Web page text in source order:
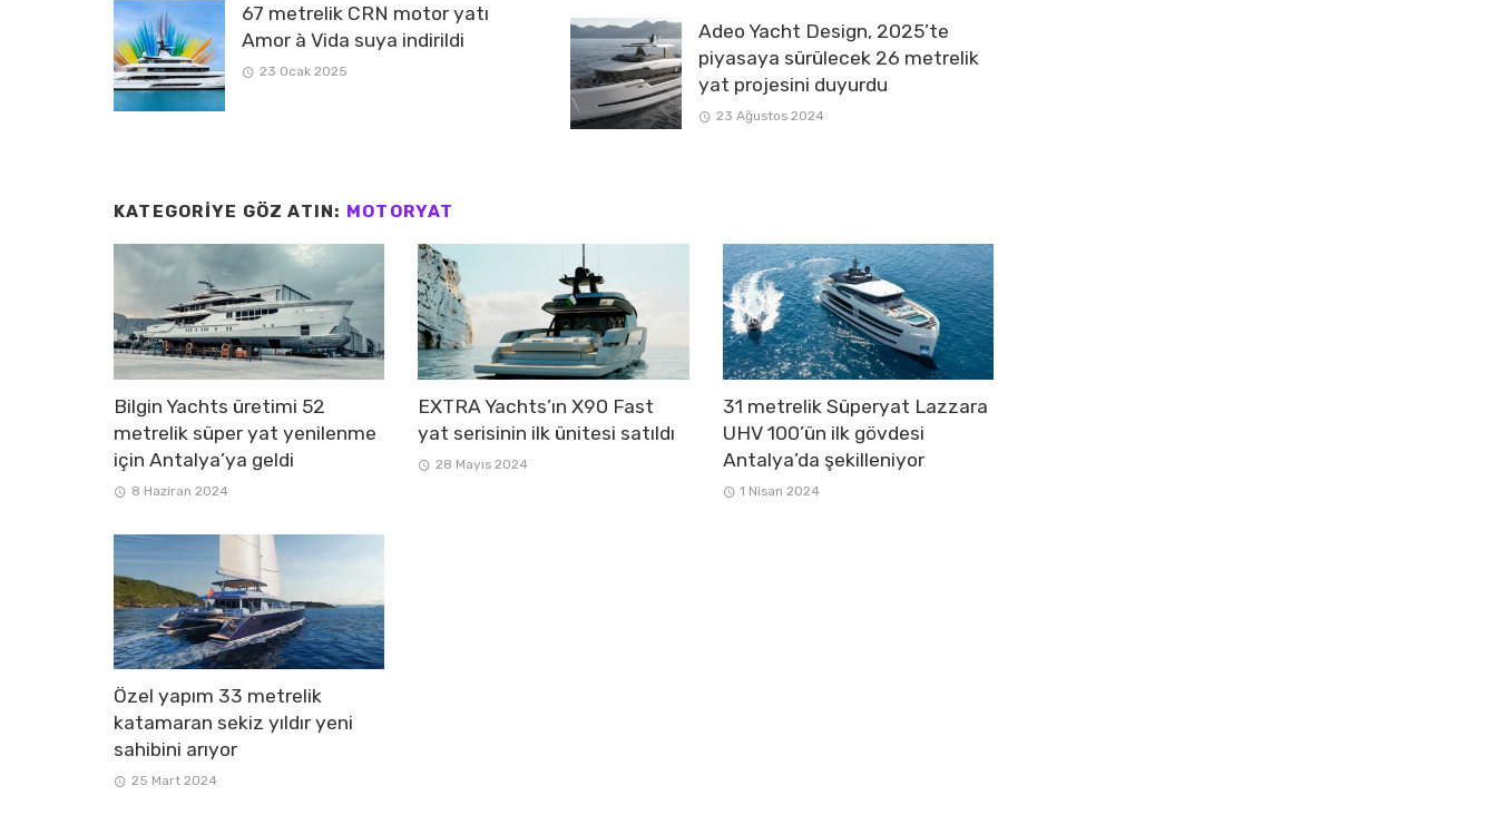
67 metrelik CRN motor yatı
Amor à Vida suya indirildi
23 Ocak 2025
Adeo Yacht Design, 2025’te
piyasaya sürülecek 26 metrelik
yat projesini duyurdu
23 Ağustos 2024
KATEGORIYE GÖZ ATIN: MOTORYAT
Bilgin Yachts üretimi 52
metrelik süper yat yenilenme
için Antalya’ya geldi
8 Haziran 2024
EXTRA Yachts’ın X90 Fast
yat serisinin ilk ünitesi satıldı
28 Mayıs 2024
31 metrelik Süperyat Lazzara
UHV 100’ün ilk gövdesi
Antalya’da şekilleniyor
1 Nisan 2024
Özel yapım 33 metrelik
katamaran sekiz yıldır yeni
sahibini arıyor
25 Mart 2024